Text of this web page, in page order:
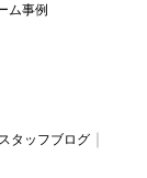
ム事例
スタッフブログ